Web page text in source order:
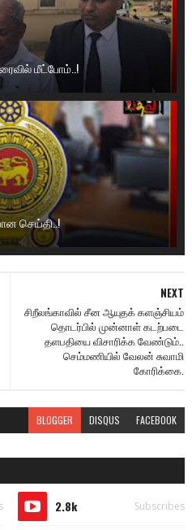
மீட்போம்..!
செய்தி..!
NEXT
சிறீலங்காவில் சீன ஆயுதக் களஞ்சியம்
தொடர்பில் முன்னாள் கடற்படை
தளபதியை விசாரிக்க வேண்டும்..
செம்மணியில் வேலன் சுவாமி
கோரிக்கை.
BLOGGER DISQUS FACEBOOK
2.8k Subscribes